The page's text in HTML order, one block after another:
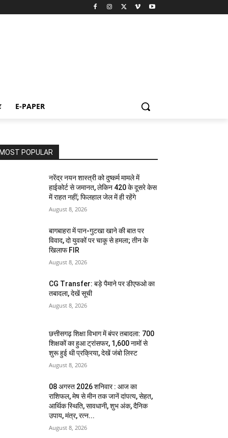
E-PAPER
MOST POPULAR
नरेंद्र नयन शास्त्री को दुष्कर्म मामले में
हाईकोर्ट से जमानत, लेकिन 420 के दूसरे केस
में राहत नहीं; फिलहाल जेल में ही रहेंगे
August 8, 2026
बागबाहरा में पान-गुटखा खाने की बात पर
विवाद, दो युवकों पर चाकू से हमला; तीन के
खिलाफ FIR
August 8, 2026
CG Transfer: बड़े पैमाने पर डीएफओ का
तबादला, देखें सूची
August 8, 2026
छत्तीसगढ़ शिक्षा विभाग में बंपर तबादला: 700
शिक्षकों का हुआ ट्रांसफर, 1,600 नामों से
शुरू हुई थी प्रक्रिया, देखें जंबो लिस्ट
August 8, 2026
08 अगस्त 2026 शनिवार : आज का
राशिफल, मेष से मीन तक जानें दांपत्य, सेहत,
आर्थिक स्थिति, सावधानी, शुभ अंक, दैनिक
उपाय, मंत्र, रत्न...
August 8, 2026